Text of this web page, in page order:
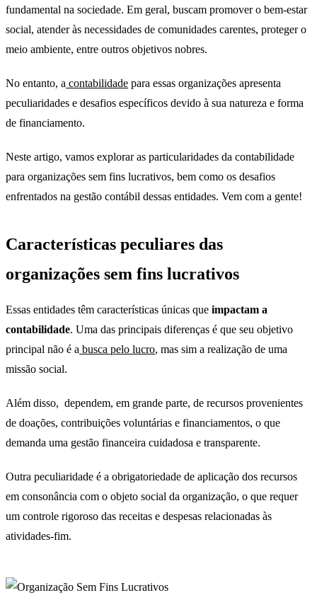
fundamental na sociedade. Em geral, buscam promover o bem-estar
social, atender às necessidades de comunidades carentes, proteger o
meio ambiente, entre outros objetivos nobres.
No entanto, a contabilidade para essas organizações apresenta
peculiaridades e desafios específicos devido à sua natureza e forma
de financiamento.
Neste artigo, vamos explorar as particularidades da contabilidade
para organizações sem fins lucrativos, bem como os desafios
enfrentados na gestão contábil dessas entidades. Vem com a gente!
Características peculiares das
organizações sem fins lucrativos
Essas entidades têm características únicas que impactam a
contabilidade. Uma das principais diferenças é que seu objetivo
principal não é a busca pelo lucro, mas sim a realização de uma
missão social.
Além disso, dependem, em grande parte, de recursos provenientes
de doações, contribuições voluntárias e financiamentos, o que
demanda uma gestão financeira cuidadosa e transparente.
Outra peculiaridade é a obrigatoriedade de aplicação dos recursos
em consonância com o objeto social da organização, o que requer
um controle rigoroso das receitas e despesas relacionadas às
atividades-fim.